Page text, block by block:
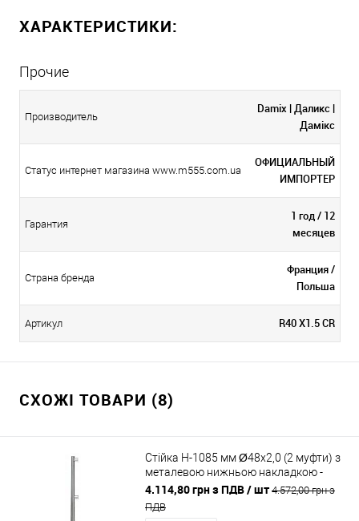
ХАРАКТЕРИСТИКИ:
Прочие
Производитель
Damix | Даликс |
Дамікс
Статус интернет магазина www.m555.com.ua
ОФИЦИАЛЬНЫЙ
ИМПОРТЕР
Гарантия
1 год / 12
месяцев
Страна бренда
Франция /
Польша
Артикул R40 X1.5 CR
СХОЖІ ТОВАРИ (8)
Стійка H-1085 мм Ø48x2,0 (2 муфти) з
металевою нижньою накладкою -
хром блиск
4.114,80 грн з ПДВ/ шт 4.572,00 грн з
ПДВ